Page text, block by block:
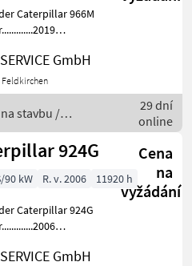
Caterpillar 966M
kW, 6 Zyl.
0 t
GmbH
Feldkirchen
stavbu /
29 dní
online
924G
Cena
na
vyžádání
90 kW R. v. 2006 11920 h
Caterpillar 924G
GmbH